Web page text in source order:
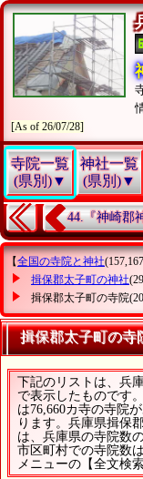
[As of 26/07/28]
寺院一覧
(県別)▼
神社一覧
(県別)▼
44.『神崎郡
【全国の寺院と神社
揖保郡太子町の神社
揖保郡太子町の寺院
揖保郡太子町の寺
下記のリストは、兵
で表示したものです
は76,660カ寺の寺院
ります。兵庫県揖保
は、兵庫県の寺院数
市区町村での寺院数
メニューの【全文検